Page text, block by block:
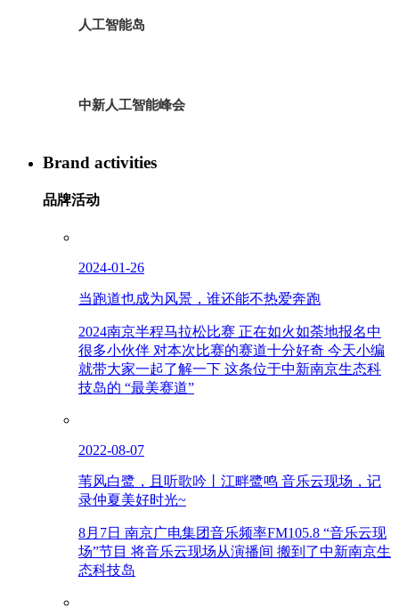
人工智能岛
中新人工智能峰会
Brand activities
品牌活动
2024-01-26
当跑道也成为风景，谁还能不热爱奔跑
2024南京半程马拉松比赛 正在如火如荼地报名中
很多小伙伴 对本次比赛的赛道十分好奇 今天小编
就带大家一起了解一下 这条位于中新南京生态科
技岛的 “最美赛道”
2022-08-07
苇风白鹭，且听歌吟丨江畔鹭鸣 音乐云现场，记
录仲夏美好时光~
8月7日 南京广电集团音乐频率FM105.8 “音乐云现
场”节目 将音乐云现场从演播间 搬到了中新南京生
态科技岛